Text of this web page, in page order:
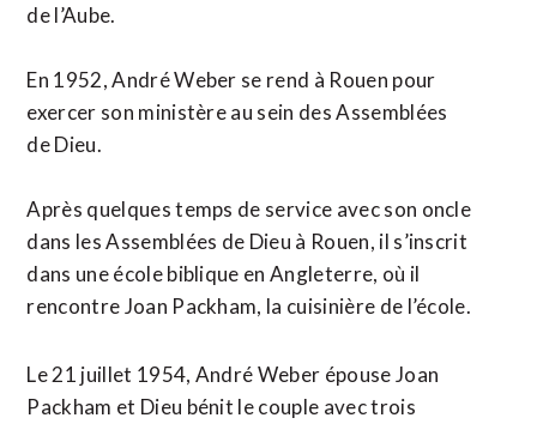
de l’Aube.
En 1952, André Weber se rend à Rouen pour
exercer son ministère au sein des Assemblées
de Dieu.
Après quelques temps de service avec son oncle
dans les Assemblées de Dieu à Rouen, il s’inscrit
dans une école biblique en Angleterre, où il
rencontre Joan Packham, la cuisinière de l’école.
Le 21 juillet 1954, André Weber épouse Joan
Packham et Dieu bénit le couple avec trois